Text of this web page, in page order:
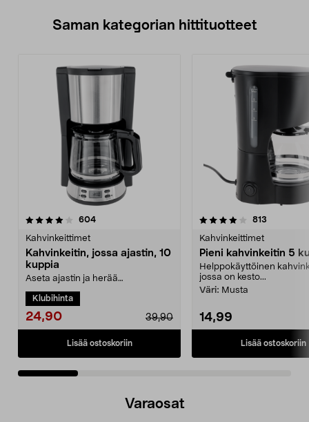
Saman kategorian hittituotteet
604arvostelut
Kahvinkeittimet
Kahvinkeitin, jossa ajastin, 10
kuppia
Aseta ajastin ja herää
Kahvinkeitin – 10 kuppia, ...
Klubihinta
24,90 39,90
Lisää ostoskoriin
4.0 viidestä
813
Kahvinkeittimet
Pieni kahvinkeitin 5
Helppokäyttöinen
jossa on kesto...
Väri: Musta
14,99
Lisää ostoskoriin
4.5 viidestä
Varaosat